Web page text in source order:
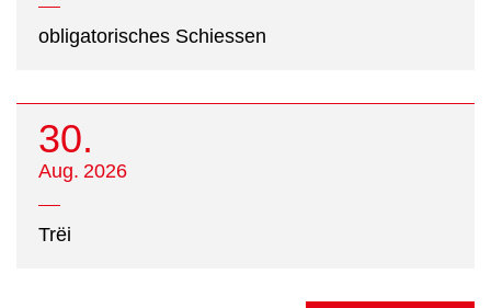
obligatorisches Schiessen
30.
Aug. 2026
Trëi